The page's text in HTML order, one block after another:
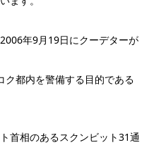
年9月19日にクーデターが
ク都内を警備する目的である
首相のあるスクンビット31通